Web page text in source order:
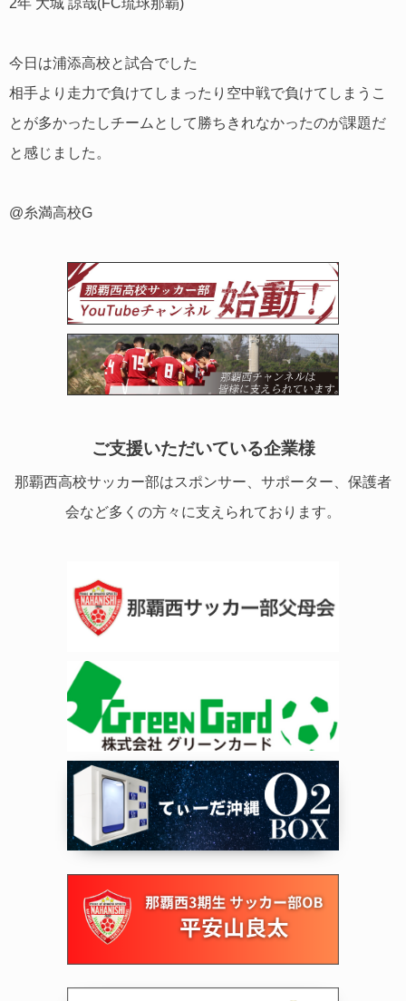
今日は浦添高校と試合でした
相手より走力で負けてしまったり空中戦で負けてしまうこ
とが多かったしチームとして勝ちきれなかったのが課題だ
と感じました。
@糸満高校G
ご支援いただいている企業様
那覇西高校サッカー部はスポンサー、サポーター、保護者
会など多くの方々に支えられております。